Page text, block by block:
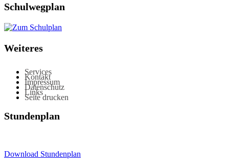
Schulwegplan
Weiteres
Services
Kontakt
Impressum
Datenschutz
Links
Seite drucken
Stundenplan
Download Stundenplan